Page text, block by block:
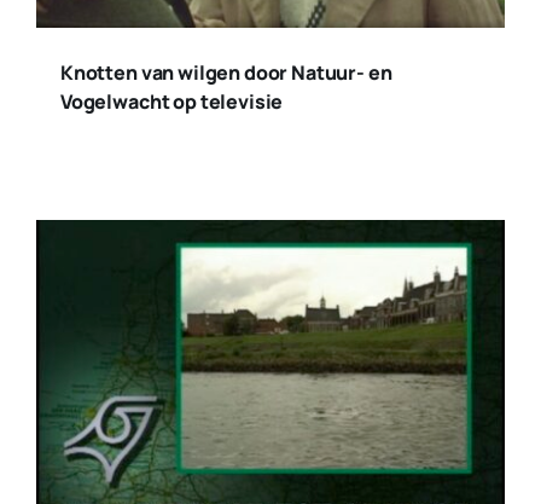
Knotten van wilgen door Natuur- en
Vogelwacht op televisie